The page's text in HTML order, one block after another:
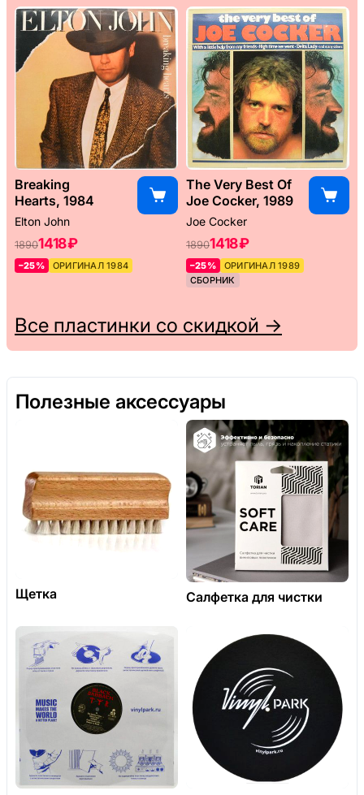
Breaking
Hearts, 1984
Elton John
18901418 ₽
–25% ОРИГИНАЛ 1984
The Very Best Of
Joe Cocker, 1989
Joe Cocker
18901418 ₽
–25%
ОРИГИНАЛ 1989
СБОРНИК
Все пластинки со скидкой →
Полезные аксессуары
Щетка Салфетка для чистки